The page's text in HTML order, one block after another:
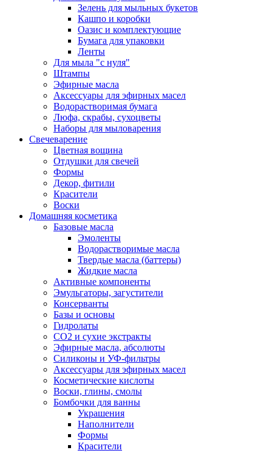
Зелень для мыльных букетов
Кашпо и коробки
Оазис и комплектующие
Бумага для упаковки
Ленты
Для мыла "с нуля"
Штампы
Эфирные масла
Аксессуары для эфирных масел
Водорастворимая бумага
Люфа, скрабы, сухоцветы
Наборы для мыловарения
Свечеварение
Цветная вощина
Отдушки для свечей
Формы
Декор, фитили
Красители
Воски
Домашняя косметика
Базовые масла
Эмоленты
Водорастворимые масла
Твердые масла (баттеры)
Жидкие масла
Активные компоненты
Эмульгаторы, загустители
Консерванты
Базы и основы
Гидролаты
СО2 и сухие экстракты
Эфирные масла, абсолюты
Силиконы и УФ-фильтры
Аксессуары для эфирных масел
Косметические кислоты
Воски, глины, смолы
Бомбочки для ванны
Украшения
Наполнители
Формы
Красители